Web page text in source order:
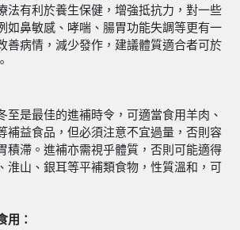
法有利於養生保健，增強抵抗力，對一些
如鼻敏感、哮喘、腸胃功能失調等更有一
善病情，減少發作，建議體質適合者可於
至是最佳的進補時令，可適當食用羊肉、
補益食品，但必須注意不宜過量，否則容
積滯。進補亦需視乎體質，否則可能適得
淮山、銀耳等平補類食物，性質溫和，可
用：